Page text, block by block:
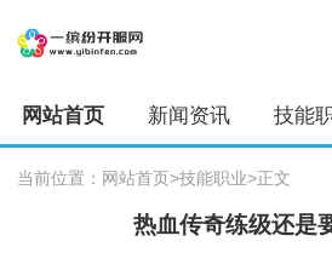
网站首页 新闻资讯 技能
当前位置： 网站首页>技能职业>正文
热血传奇练级还是